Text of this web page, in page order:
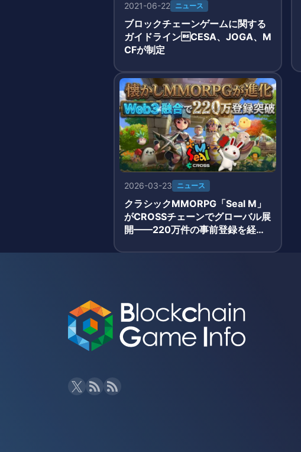
2021-06-22 ニュース
ブロックチェーンゲームに関する
ガイドラインCESA、JOGA、M
CFが制定
2026-03-23 ニュース
クラシックMMORPG「Seal M」
がCROSSチェーンでグローバル展
開——220万件の事前登録を経て